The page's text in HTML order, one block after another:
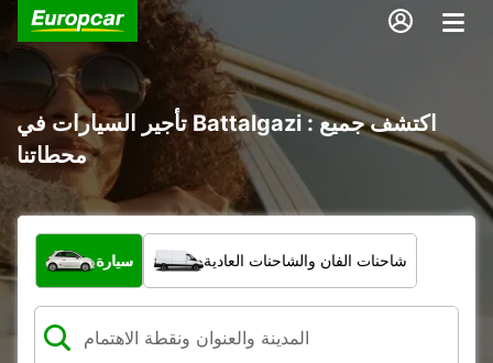
تأجير السيارات في Battalgazi : اكتشف جميع
محطاتنا
ما نوع المركبة؟
سيارة شاحنات الفان والشاحنات العادية